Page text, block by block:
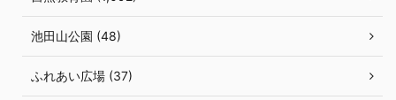
池田山公園 (48)
ふれあい広場 (37)